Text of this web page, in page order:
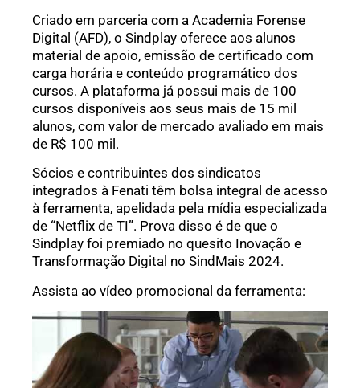
Criado em parceria com a Academia Forense
Digital (AFD), o Sindplay oferece aos alunos
material de apoio, emissão de certificado com
carga horária e conteúdo programático dos
cursos. A plataforma já possui mais de 100
cursos disponíveis aos seus mais de 15 mil
alunos, com valor de mercado avaliado em mais
de R$ 100 mil.
Sócios e contribuintes dos sindicatos
integrados à Fenati têm bolsa integral de acesso
à ferramenta, apelidada pela mídia especializada
de “Netflix de TI”. Prova disso é de que o
Sindplay foi premiado no quesito Inovação e
Transformação Digital no SindMais 2024.
Assista ao vídeo promocional da ferramenta: